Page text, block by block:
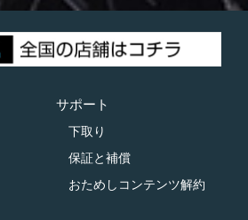
サポート
下取り
保証と補償
おためしコンテンツ解約